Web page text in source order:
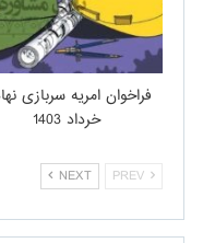
فراخوان امریه سربازی
خرداد 1403
PREV
NEXT